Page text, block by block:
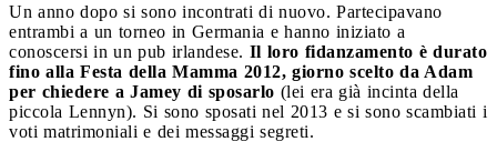
Un anno dopo si sono incontrati di nuovo. Partecipavano
entrambi a un torneo in Germania e hanno iniziato a
conoscersi in un pub irlandese. Il loro fidanzamento è durato
fino alla Festa della Mamma 2012, giorno scelto da Adam
per chiedere a Jamey di sposarlo (lei era già incinta della
piccola Lennyn). Si sono sposati nel 2013 e si sono scambiati i
voti matrimoniali e dei messaggi segreti.